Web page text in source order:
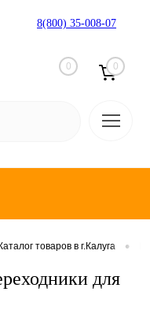
8(800) 35-008-07
0 0
Каталог товаров в г.Калуга •
для